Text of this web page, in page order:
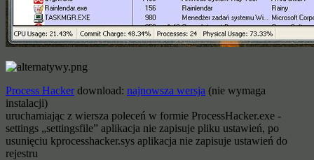
Process Hackerdownload: najnowsza wersja (nie wymaga
instalacji)
uruchamiając z wiersza poleceń w formie ProcessHacker.exe -
settings „settingsfile” aplikacja nie zapisuje pliku ustawień, po
usunięciu kprocesshacker.sys aplikacja nie zapisuje ustawień do
rejestru